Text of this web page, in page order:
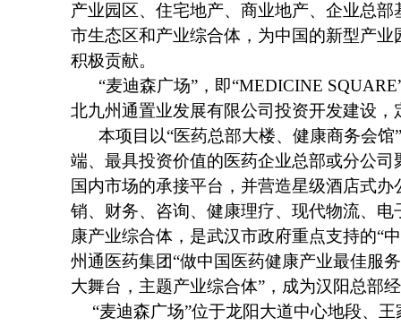
产业园区、住宅地产、商业地产、企业总
市生态区和产业综合体，为中国的新型产
积极贡献。
“麦迪森广场”，即“MEDICINE SQUARE
北九州通置业发展有限公司投资开发建设
本项目以“医药总部大楼、健康商务会
端、最具投资价值的医药企业总部或分公
国内市场的承接平台，并营造星级酒店式
销、财务、咨询、健康理疗、现代物流、
康产业综合体，是武汉市政府重点支持的“
州通医药集团“做中国医药健康产业最佳服
大舞台，主题产业综合体”，成为汉阳总部
“麦迪森广场”位于龙阳大道中心地段、